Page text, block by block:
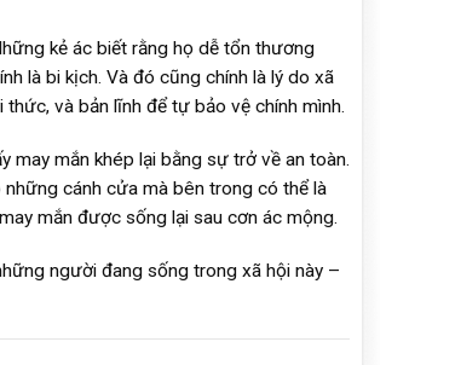
kẻ ác biết rằng họ dễ tổn thương
là bi kịch. Và đó cũng chính là lý do xã
và bản lĩnh để tự bảo vệ chính mình.
may mắn khép lại bằng sự trở về an toàn.
cánh cửa mà bên trong có thể là
mắn được sống lại sau cơn ác mộng.
người đang sống trong xã hội này –